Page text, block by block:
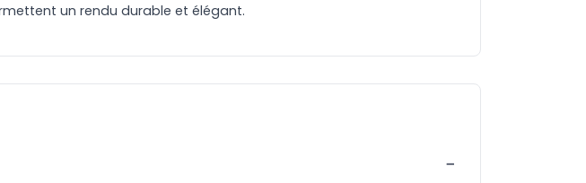
un rendu durable et élégant.